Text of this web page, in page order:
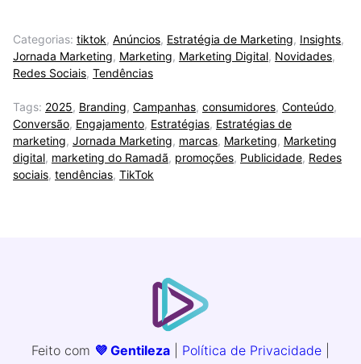
Categorias: tiktok, Anúncios, Estratégia de Marketing, Insights,
Jornada Marketing, Marketing, Marketing Digital, Novidades,
Redes Sociais, Tendências
Tags: 2025, Branding, Campanhas, consumidores, Conteúdo,
Conversão, Engajamento, Estratégias, Estratégias de
marketing, Jornada Marketing, marcas, Marketing, Marketing
digital, marketing do Ramadã, promoções, Publicidade, Redes
sociais, tendências, TikTok
Feito com 💜 Gentileza Política de Privacidade